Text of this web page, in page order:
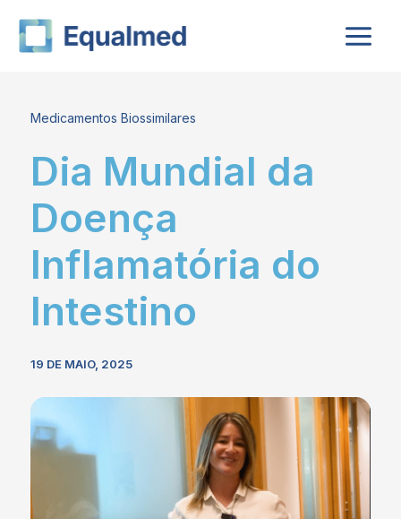
content
Medicamentos Biossimilares
Dia Mundial da
Doença
Inflamatória do
Intestino
19 DE MAIO, 2025